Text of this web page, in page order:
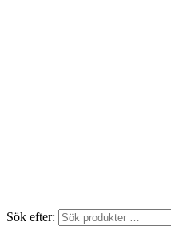
Sök efter: